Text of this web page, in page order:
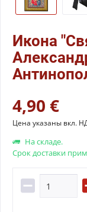
Икона
4,90 €
Цена указаны вкл.
На складе.
Срок доставки